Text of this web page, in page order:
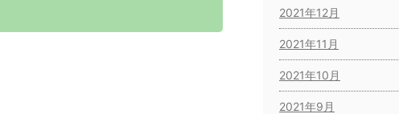
2021年12月
2021年11月
2021年10月
2021年9月